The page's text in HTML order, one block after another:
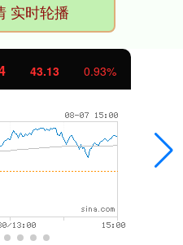
实时轮播
1134.24 11.37